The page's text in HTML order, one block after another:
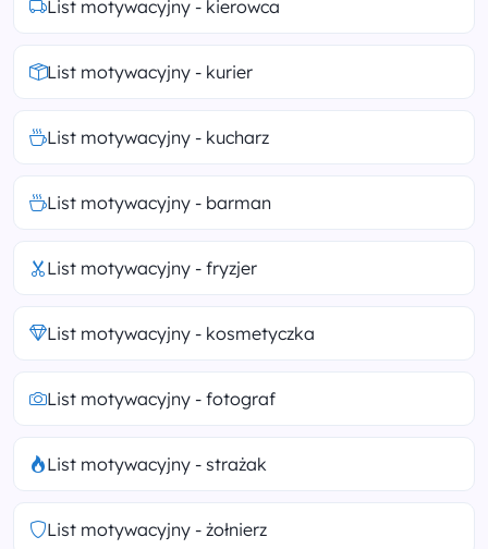
List motywacyjny - kierowca
List motywacyjny - kurier
List motywacyjny - kucharz
List motywacyjny - barman
List motywacyjny - fryzjer
List motywacyjny - kosmetyczka
List motywacyjny - fotograf
List motywacyjny - strażak
List motywacyjny - żołnierz